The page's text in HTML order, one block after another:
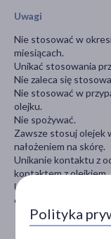
Uwagi
Nie stosować w
miesiącach.
Unikać stosowania
Nie zaleca się
Nie stosować w
olejku.
Nie spożywać.
Zawsze stosuj olejek
nałożeniem na skórę.
Unikanie kontaktu z
kontaktem z olejkiem.
Unikanie słońca: Po
ekspozycji na słońce i
Polityka